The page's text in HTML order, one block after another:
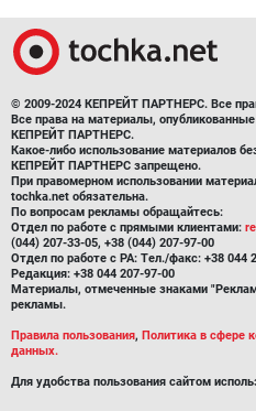
© 2009-2024 КЕПРЕЙТ ПАРТНЕРС. Все
Все права на материалы,
КЕПРЕЙТ ПАРТНЕРС.
Какое-либо использование материалов
КЕПРЕЙТ ПАРТНЕРС запрещено.
При правомерном использовании
tochka.net обязательна.
По вопросам рекламы обращайтесь:
Отдел по работе с прямыми клиентами:
(044) 207-33-05, +38 (044) 207-97-00
Отдел по работе с РА: Тел./факс: +38 044
Редакция: +38 044 207-97-00
Материалы, отмеченные знаками
рекламы.
Правила пользования, Политика в сфере
данных.
Для удобства пользования сайтом